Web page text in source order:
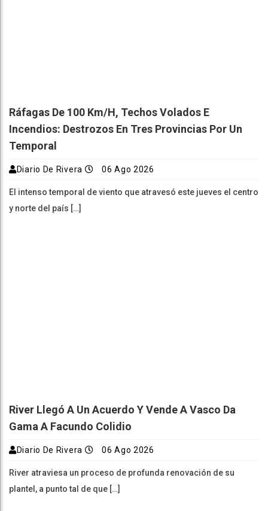
Ráfagas De 100 Km/h, Techos Volados E
Incendios: Destrozos En Tres Provincias Por Un
Temporal
Diario De Rivera 06 Ago 2026
El intenso temporal de viento que atravesó este jueves el centro
y norte del país […]
River Llegó A Un Acuerdo Y Vende A Vasco Da
Gama A Facundo Colidio
Diario De Rivera 06 Ago 2026
River atraviesa un proceso de profunda renovación de su
plantel, a punto tal de que […]